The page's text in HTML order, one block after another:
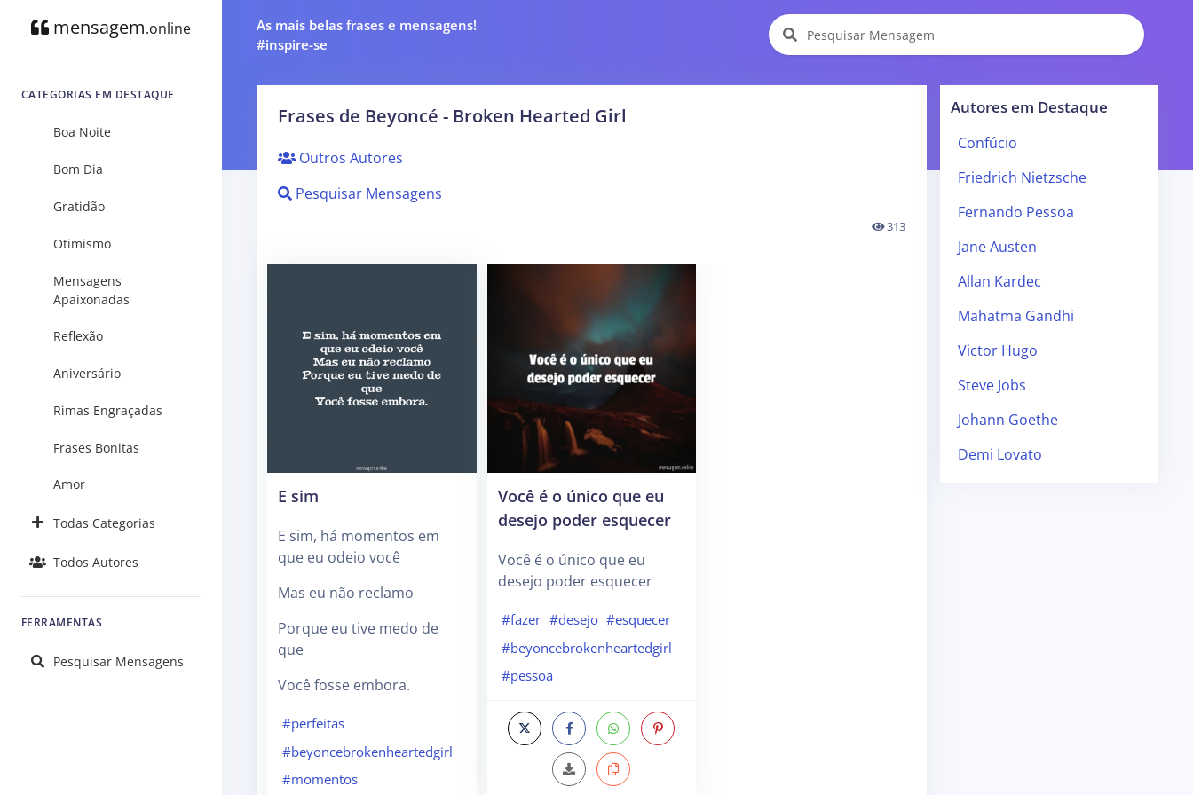
mensagem.online
CATEGORIAS EM DESTAQUE
Boa Noite
Bom Dia
Gratidão
Otimismo
Mensagens
Apaixonadas
Reflexão
Aniversário
Rimas Engraçadas
Frases Bonitas
Amor
Todas Categorias
Todos Autores
FERRAMENTAS
Pesquisar Mensagens
As mais belas frases e mensagens!
#inspire-se
Frases de Beyoncé - Broken Hearted Girl
Outros Autores
Pesquisar Mensagens
313
E sim
E sim, há momentos em
que eu odeio você
Mas eu não reclamo
Porque eu tive medo de
que
Você fosse embora.
#perfeitas
#beyoncebrokenheartedgirl
#momentos
Você é o único que eu
desejo poder esquecer
Você é o único que eu
desejo poder esquecer
#fazer #desejo #esquecer
#beyoncebrokenheartedgirl
#pessoa
Autores em Destaque
Confúcio
Friedrich Nietzsche
Fernando Pessoa
Jane Austen
Allan Kardec
Mahatma Gandhi
Victor Hugo
Steve Jobs
Johann Goethe
Demi Lovato